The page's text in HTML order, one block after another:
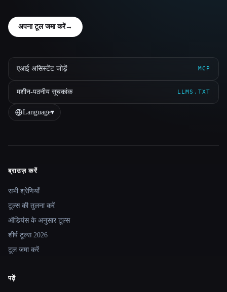
अपना टूल जमा करें→
एआई असिस्टेंट जोड़ें MCP
मशीन-पठनीय सूचकांक LLMS.TXT
Language▾
Site navigation
ब्राउज़ करें
सभी श्रेणियाँ
टूल्स की तुलना करें
ऑडियंस के अनुसार टूल्स
शीर्ष टूल्स 2026
टूल जमा करें
पढ़ें